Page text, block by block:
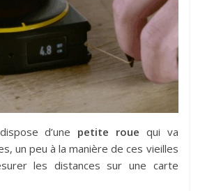
d’une petite roue qui va
un peu à la manière de ces vieilles
les distances sur une carte